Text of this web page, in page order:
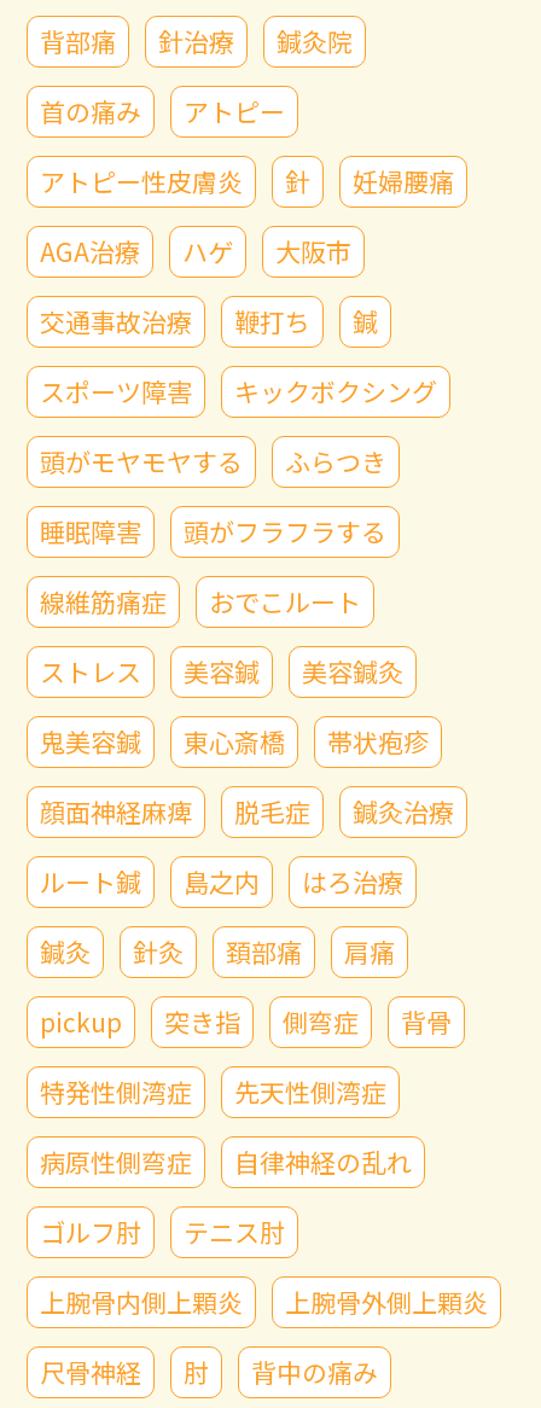
背部痛
針治療
鍼灸院
首の痛み
アトピー
アトピー性皮膚炎
針
妊婦腰痛
AGA治療
ハゲ
大阪市
交通事故治療
鞭打ち
鍼
スポーツ障害
キックボクシング
頭がモヤモヤする
ふらつき
睡眠障害
頭がフラフラする
線維筋痛症
おでこルート
ストレス
美容鍼
美容鍼灸
鬼美容鍼
東心斎橋
帯状疱疹
顔面神経麻痺
脱毛症
鍼灸治療
ルート鍼
島之内
はろ治療
鍼灸
針灸 頚部痛
肩痛
pickup
突き指 側弯症
背骨
特発性側湾症
先天性側湾症
病原性側弯症
自律神経の乱れ
ゴルフ肘
テニス肘
上腕骨内側上顆炎
上腕骨外側上顆炎
尺骨神経
肘
背中の痛み